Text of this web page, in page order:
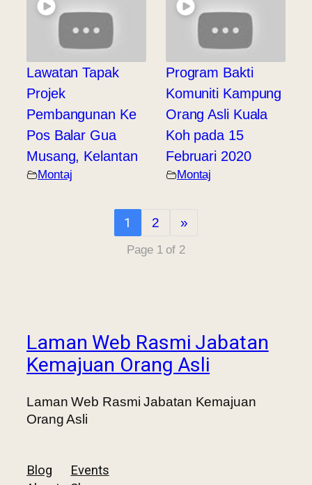
Lawatan Tapak
Projek
Pembangunan Ke
Pos Balar Gua
Musang, Kelantan
Montaj
Program Bakti
Komuniti Kampung
Orang Asli Kuala
Koh pada 15
Februari 2020
Montaj
1 2 »
Page 1 of 2
Laman Web Rasmi Jabatan
Kemajuan Orang Asli
Laman Web Rasmi Jabatan Kemajuan
Orang Asli
Blog
Events